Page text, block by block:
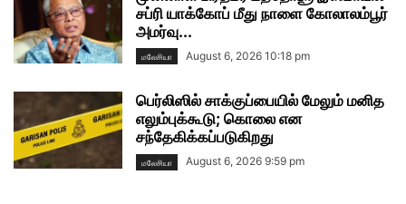
சப்ரி யாக்கோப் மீது நாளை கோலாலம்பூர்
அமர்வு...
மலேசியா August 6, 2026 10:18 pm
பெர்லிஸில் சாக்குப்பையில் மேலும் மனித
எலும்புக்கூடு; கொலை என
சந்தேகிக்கப்படுகிறது
மலேசியா August 6, 2026 9:59 pm